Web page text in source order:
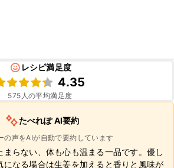
レシピ満足度
4.35
575 人の平均満足度
たべれぽ AI要約
の声をAIが自動で要約しています
まらない、体も心も温まる一品です。優し
になる場合は生姜を加えると香りと風味が